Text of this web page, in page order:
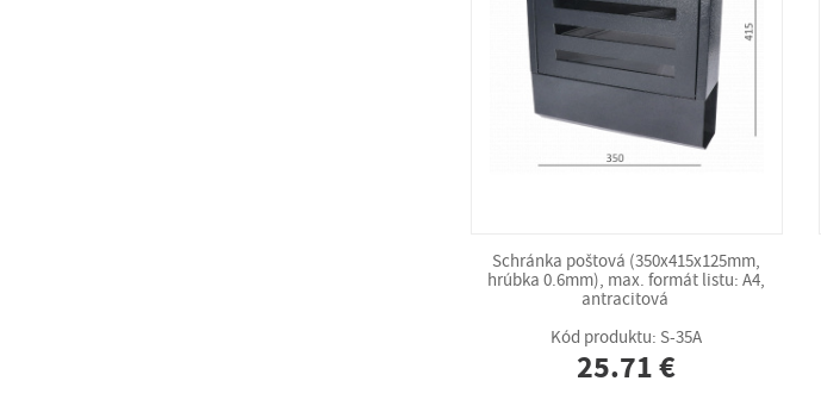
Schránka poštová (350x415x125mm,
hrúbka 0.6mm), max. formát listu: A4,
antracitová
Kód produktu: S-35A
25.71 €